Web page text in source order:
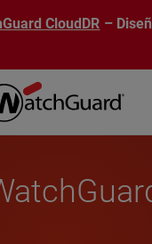
CloudDR –